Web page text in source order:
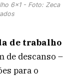
6x1 - Foto: Zeca
de trabalho
de descanso –
para o